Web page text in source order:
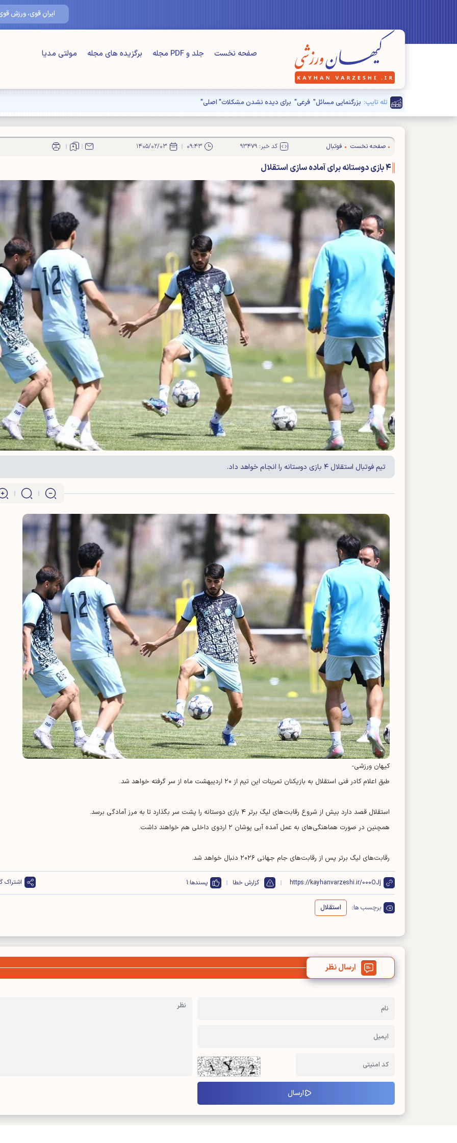
ایرانِ قوی، ورزشِ قوی ۱۷/
صفحه نخست جلد و PDF مجله برگزیده های مجله مولتی مدیا
تله تایپ: بزرگنمایی مسائل" فرعی" برای دیده نشدن مشکلات" اصلی"
صفحه نخست فوتبال کد خبر: ۹۳۴۷۹ ۰۹:۴۳ ۱۴۰۵/۰۲/۰۳
۴ بازی دوستانه برای آماده سازی استقلال
تیم فوتبال استقلال ۴ بازی دوستانه را انجام خواهد داد.
کیهان ورزشی-
طبق اعلام کادر فنی استقلال به بازیکنان تمرینات این تیم از ۲۰ اردیبهشت ماه از سر گرفته خواهد شد.
استقلال قصد دارد بیش از شروع رقابت‌های لیگ برتر ۴ بازی دوستانه را پشت سر بگذارد تا به مرز آمادگی برسد.
همچنین در صورت هماهنگی‌های به عمل آمده آبی پوشان ۲ اردوی داخلی هم خواهند داشت.
رقابت‌های لیگ برتر پس از رقابت‌های جام جهانی ۲۰۲۶ دنبال خواهد شد.
https://kayhanvarzeshi.ir/000OJj گزارش خطا پسندها:1 اشتراک
برچسب ها: استقلال
ارسال نظر